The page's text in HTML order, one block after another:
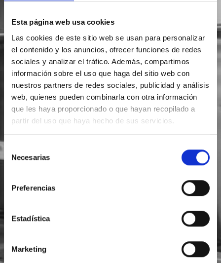
Esta página web usa cookies
Las cookies de este sitio web se usan para personalizar
el contenido y los anuncios, ofrecer funciones de redes
sociales y analizar el tráfico. Además, compartimos
información sobre el uso que haga del sitio web con
nuestros partners de redes sociales, publicidad y análisis
web, quienes pueden combinarla con otra información
que les haya proporcionado o que hayan recopilado a
partir del uso que haya hecho de sus servicios.
de Necesarias
Preferencias
Estadística
MarketingHe leído y acepto la